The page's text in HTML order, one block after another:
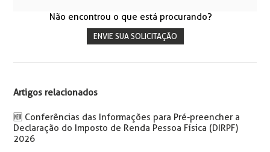
Não encontrou o que está procurando?
ENVIE SUA SOLICITAÇÃO
Artigos relacionados
🆕 Conferências das Informações para Pré-preencher a
Declaração do Imposto de Renda Pessoa Física (DIRPF)
2026